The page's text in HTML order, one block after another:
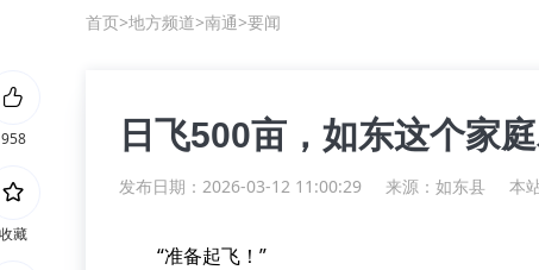
首页>地方频道>南通>要闻
日飞500亩，如东这个家
发布日期：2026-03-12 11:00:29 来源： 如东县 本
“准备起飞！”
958
收藏